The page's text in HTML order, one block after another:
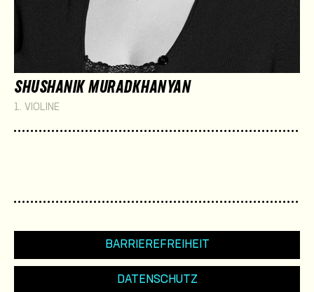
SHUSHANIK MURADKHANYAN
1. VIOLINE
BARRIEREFREIHEIT
DATENSCHUTZ